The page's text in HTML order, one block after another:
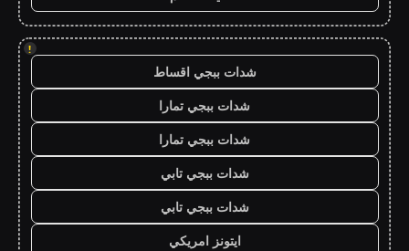
!
شدات ببجي اقساط
شدات ببجي تمارا
شدات ببجي تمارا
شدات ببجي تابي
شدات ببجي تابي
ايتونز امريكي